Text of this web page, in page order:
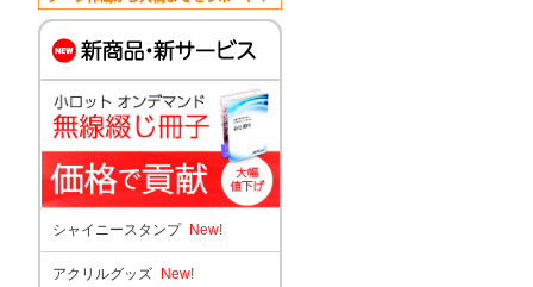
シャイニースタンプ New!
アクリルグッズ New!